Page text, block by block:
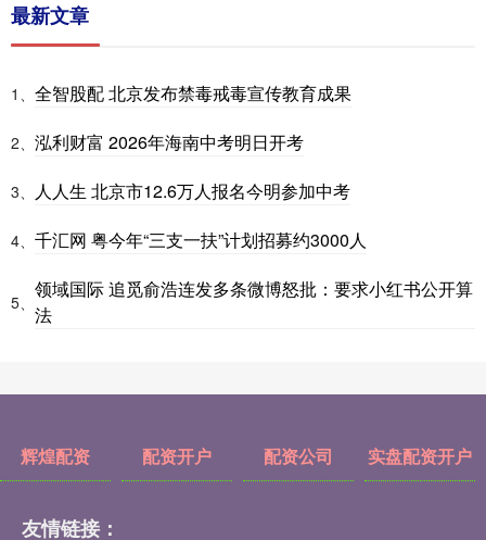
最新文章
1、 全智股配 北京发布禁毒戒毒宣传教育成果
2、 泓利财富 2026年海南中考明日开考
3、 人人生 北京市12.6万人报名今明参加中考
4、 千汇网 粤今年“三支一扶”计划招募约3000人
5、
领域国际 追觅俞浩连发多条微博怒批：要求小红书公开算
法
辉煌配资 配资开户 配资公司 实盘配资开户
友情链接：